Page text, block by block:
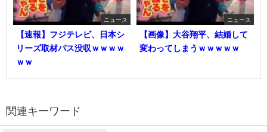
ニュース
【速報】フジテレビ、日本シ
リーズ取材パス没収ｗｗｗｗ
ｗｗ
ニュース
【画像】大谷翔平、結婚して
変わってしまうｗｗｗｗｗ
関連キーワード